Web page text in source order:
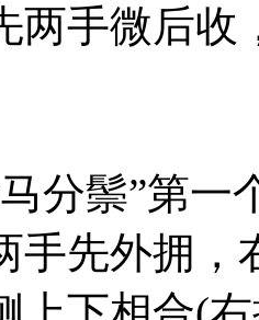
两手微后收
分鬃”第
手先外拥